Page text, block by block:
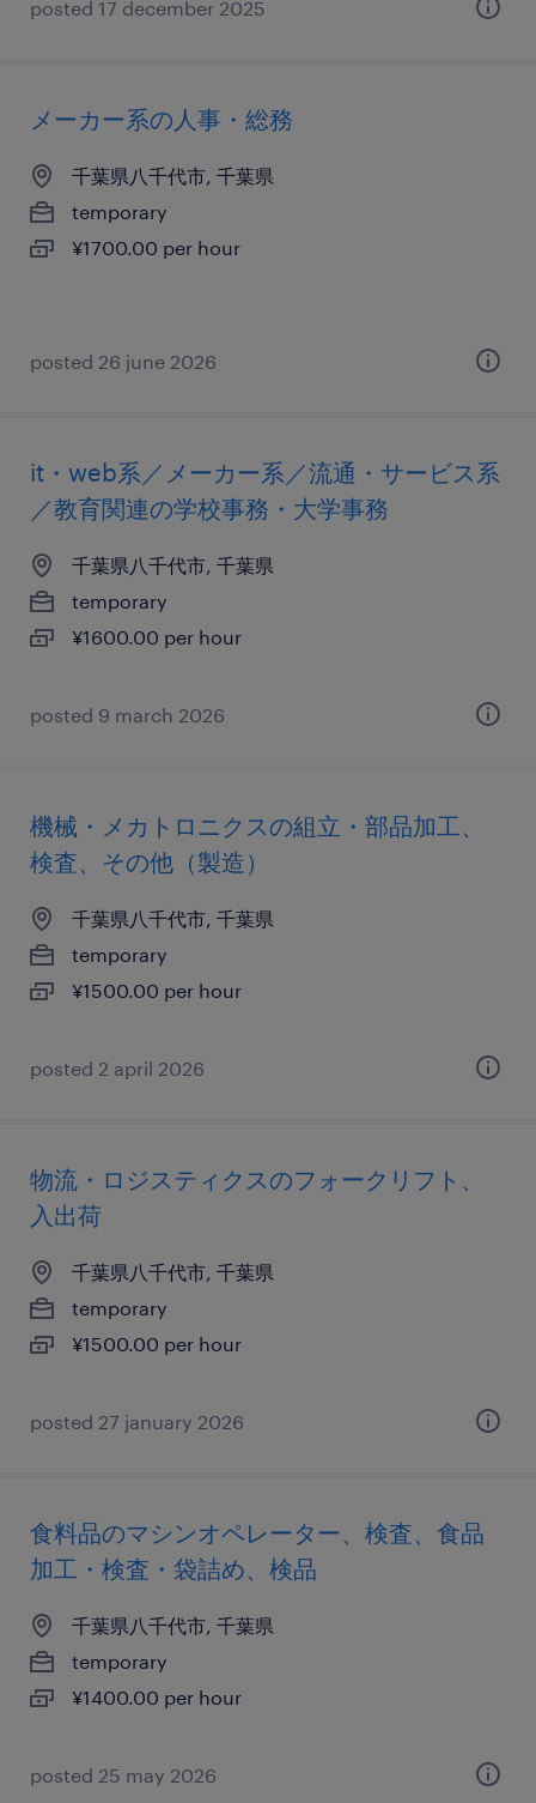
posted 17 december 2025
メーカー系の人事・総務
千葉県八千代市, 千葉県
temporary
¥1700.00 per hour
posted 26 june 2026
it・web系／メーカー系／流通・サービス系
／教育関連の学校事務・大学事務
千葉県八千代市, 千葉県
temporary
¥1600.00 per hour
posted 9 march 2026
機械・メカトロニクスの組立・部品加工、
検査、その他（製造）
千葉県八千代市, 千葉県
temporary
¥1500.00 per hour
posted 2 april 2026
物流・ロジスティクスのフォークリフト、
入出荷
千葉県八千代市, 千葉県
temporary
¥1500.00 per hour
posted 27 january 2026
食料品のマシンオペレーター、検査、食品
加工・検査・袋詰め、検品
千葉県八千代市, 千葉県
temporary
¥1400.00 per hour
posted 25 may 2026